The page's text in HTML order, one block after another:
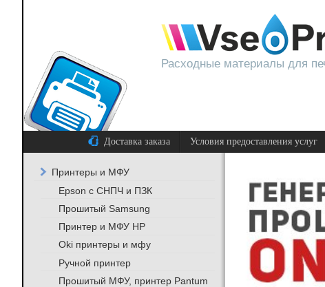
Расходные материалы для
Доставка заказа Условия предоставления услуг
Принтеры и МФУ
Epson с СНПЧ и ПЗК
Прошитый Samsung
Принтер и МФУ HP
Oki принтеры и мфу
Ручной принтер
Прошитый МФУ, принтер Pantum